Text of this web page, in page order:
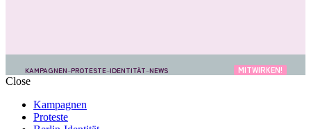
KAMPAGNEN–PROTESTE–IDENTITÄT–NEWS MITWIRKEN!
Close
Kampagnen
Proteste